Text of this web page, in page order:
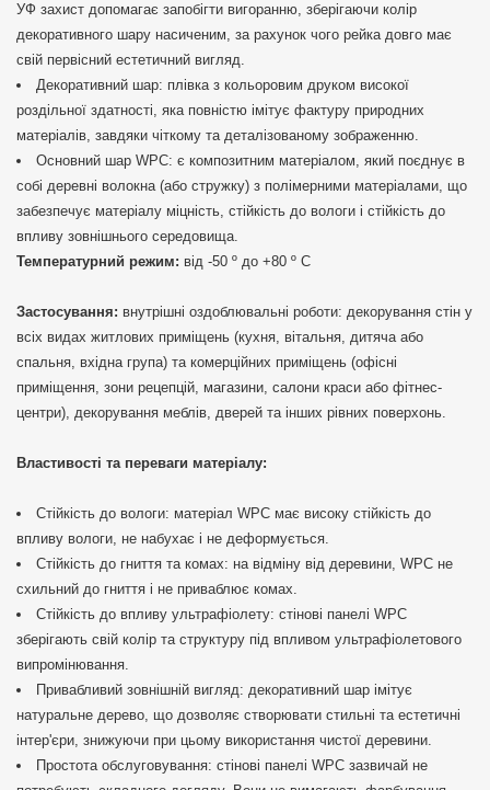
УФ захист допомагає запобігти вигоранню, зберігаючи колір
декоративного шару насиченим, за рахунок чого рейка довго має
свій первісний естетичний вигляд.
Декоративний шар: плівка з кольоровим друком високої
роздільної здатності, яка повністю імітує фактуру природних
матеріалів, завдяки чіткому та деталізованому зображенню.
Основний шар WPC: є композитним матеріалом, який поєднує в
собі деревні волокна (або стружку) з полімерними матеріалами, що
забезпечує матеріалу міцність, стійкість до вологи і стійкість до
впливу зовнішнього середовища.
Температурний режим: від -50 º до +80 º С
Застосування: внутрішні оздоблювальні роботи: декорування стін у
всіх видах житлових приміщень (кухня, вітальня, дитяча або
спальня, вхідна група) та комерційних приміщень (офісні
приміщення, зони рецепцій, магазини, салони краси або фітнес-
центри), декорування меблів, дверей та інших рівних поверхонь.
Властивості та переваги матеріалу:
Стійкість до вологи: матеріал WPC має високу стійкість до
впливу вологи, не набухає і не деформується.
Стійкість до гниття та комах: на відміну від деревини, WPC не
схильний до гниття і не приваблює комах.
Стійкість до впливу ультрафіолету: стінові панелі WPC
зберігають свій колір та структуру під впливом ультрафіолетового
випромінювання.
Привабливий зовнішній вигляд: декоративний шар імітує
натуральне дерево, що дозволяє створювати стильні та естетичні
інтер'єри, знижуючи при цьому використання чистої деревини.
Простота обслуговування: стінові панелі WPC зазвичай не